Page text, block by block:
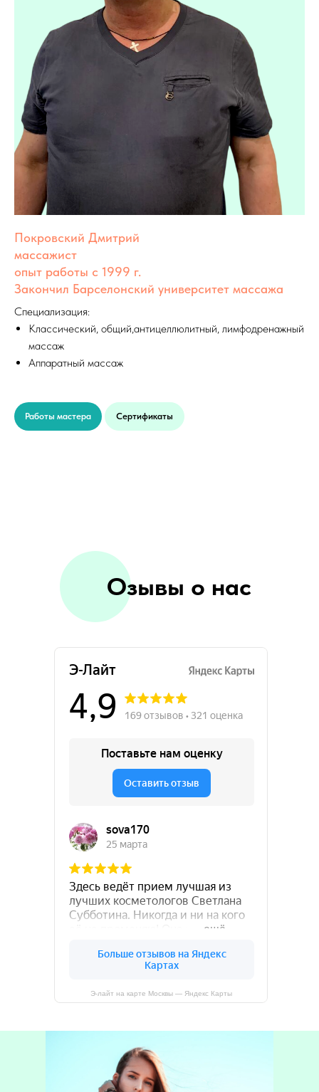
Покровский Дмитрий
массажист
опыт работы с 1999 г.
Закончил Барселонский университет массажа
Специализация:
Классический, общий,антицеллюлитный, лимфодренажный
массаж
Аппаратный массаж
Работы мастера Сертификаты
Озывы о нас
Э-лайт на карте Москвы — Яндекс Карты